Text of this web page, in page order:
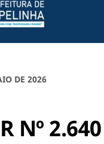
DE 2026
Nº